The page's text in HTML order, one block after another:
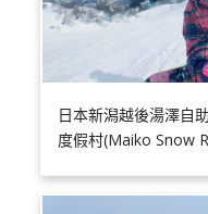
日本新潟越後湯澤自
度假村(Maiko Snow